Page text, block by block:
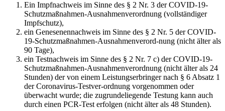
Ein Impfnachweis im Sinne des § 2 Nr. 3 der COVID-19-
Schutzmaßnahmen-Ausnahmenverordnung (vollständiger
Impfschutz),
ein Genesenennachweis im Sinne des § 2 Nr. 5 der COVID-
19-Schutzmaßnahmen-Ausnahmenverord-nung (nicht älter als
90 Tage),
ein Testnachweis im Sinne des § 2 Nr. 7 c) der COVID-19-
Schutzmaßnahmen-Ausnahmenverordnung (nicht älter als 24
Stunden) der von einem Leistungserbringer nach § 6 Absatz 1
der Coronavirus-Testver-ordnung vorgenommen oder
überwacht wurde; die zugrundeliegende Testung kann auch
durch einen PCR-Test erfolgen (nicht älter als 48 Stunden).